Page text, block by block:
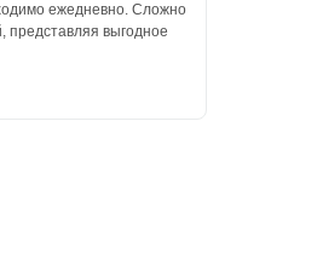
ежедневно. Сложно
представляя выгодное